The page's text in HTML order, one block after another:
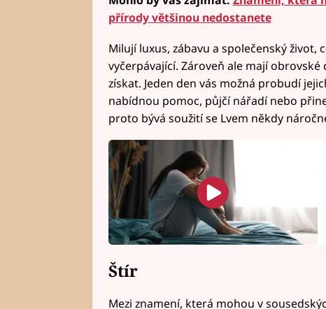
přírody většinou nedostanete
Milují luxus, zábavu a společenský život,
vyčerpávající. Zároveň ale mají
získat. Jeden den vás možná probudí
nabídnou pomoc, půjčí nářadí nebo
proto bývá soužití se Lvem někdy
Štír
Mezi znamení, která mohou v